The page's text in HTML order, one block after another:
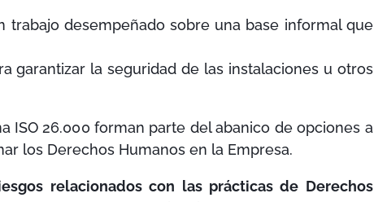
desempeñado sobre una base informal que
garantizar la seguridad de las instalaciones u otros
ISO 26.000 forman parte del abanico de opciones a
los Derechos Humanos en la Empresa.
relacionados con las prácticas de Derechos